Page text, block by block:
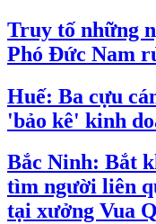
Truy tố những
Phó Đức Nam
Huế: Ba cựu
'bảo kê' kinh
Bắc Ninh: Bắt
tìm người liên
tại xưởng Vua